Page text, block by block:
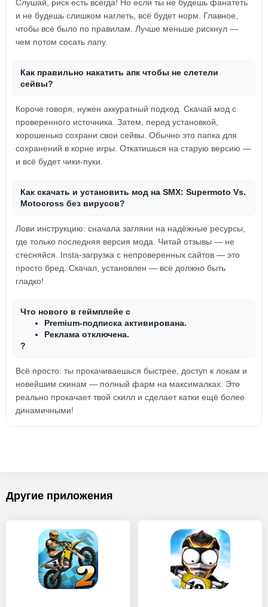
Слушай, риск есть всегда! Но если ты не будешь фанатеть
и не будешь слишком наглеть, всё будет норм. Главное,
чтобы всё было по правилам. Лучше меньше рискнул —
чем потом сосать лапу.
Как правильно накатить апк чтобы не слетели
сейвы?
Короче говоря, нужен аккуратный подход. Скачай мод с
проверенного источника. Затем, перед установкой,
хорошенько сохрани свои сейвы. Обычно это папка для
сохранений в корне игры. Откатишься на старую версию —
и всё будет чики-пуки.
Как скачать и установить мод на SMX: Supermoto Vs.
Motocross без вирусов?
Лови инструкцию: сначала загляни на надёжные ресурсы,
где только последняя версия мода. Читай отзывы — не
стесняйся. Insta-загрузка с непроверенных сайтов — это
просто бред. Скачал, установлен — всё должно быть
гладко!
Что нового в геймплейе с
Premium-подписка активирована.
Реклама отключена.
?
Всё просто: ты прокачиваешься быстрее, доступ к локам и
новейшим скинам — полный фарм на максималках. Это
реально прокачает твой скилл и сделает катки ещё более
динамичными!
Другие приложения